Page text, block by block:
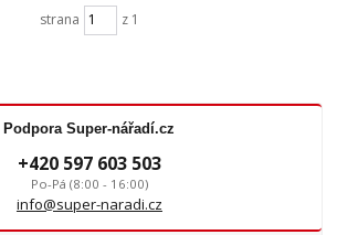
strana z 1
Podpora Super-nářadí.cz
+420 597 603 503
Po-Pá (8:00 - 16:00)
info@super-naradi.cz